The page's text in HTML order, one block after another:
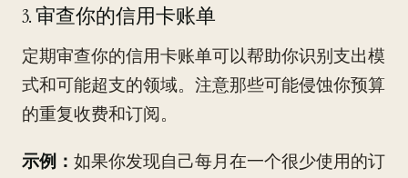
3. 审查你的信用卡账单
定期审查你的信用卡账单可以帮助你识别支出模
式和可能超支的领域。注意那些可能侵蚀你预算
的重复收费和订阅。
示例： 如果你发现自己每月在一个很少使用的订